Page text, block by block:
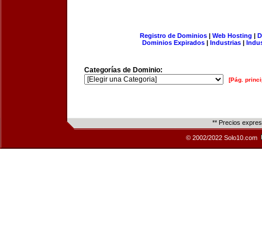
Registro de Dominios| Web Hosting |
Dominios Expirados | Industrias |
Categorías de Dominio:
[Pág.
** Precios
© 2002/2022 Solo10.com